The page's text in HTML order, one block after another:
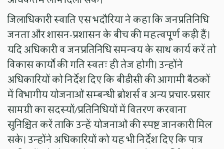
जिलाधिकारी स्वाति एस भदौरिया ने कहा कि जनप्रतिनिधि
जनता और शासन-प्रशासन के बीच की महत्वपूर्ण कड़ी हैं।
यदि अधिकारी व जनप्रतिनिधि समन्वय के साथ कार्य करें तो
विकास कार्यों की गति स्वतः ही तेज होगी। उन्होंने
अधिकारियों को निर्देश दिए कि बीडीसी की आगामी बैठकों
में विभागीय योजनाओं सम्बन्धी ब्रोशर्स व अन्य प्रचार-प्रसार
सामग्री का सदस्यों/प्रतिनिधियों में वितरण करवाना
सुनिश्चित करें ताकि उन्हें योजनाओं की स्पष्ट जानकारी मिल
सके। उन्होंने अधिकारियों को यह भी निर्देश दिए कि पात्र